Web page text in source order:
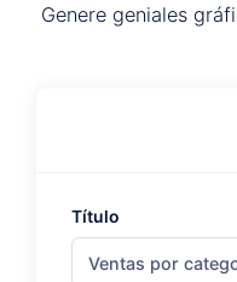
Genere geniales
Título